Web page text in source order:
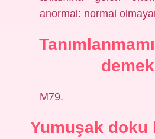
anormal: normal
M79.
Yumuşak doku